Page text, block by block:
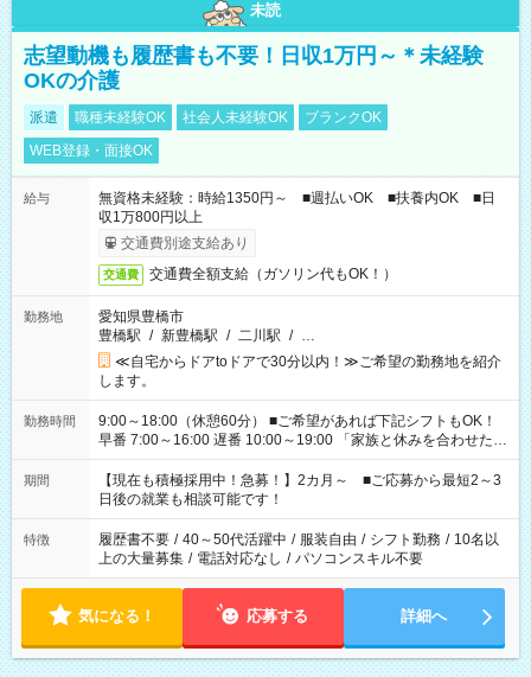
未読
志望動機も履歴書も不要！日収1万円～＊未経験
OKの介護
派遣 職種未経験OK 社会人未経験OK
ブランクOK
WEB登録・面接OK
給与
無資格未経験：時給1350円～ ■週払いOK ■扶養内OK ■日
収1万800円以上
交通費別途支給あり
交通費 交通費全額支給（ガソリン代もOK！）
勤務地
愛知県豊橋市
豊橋駅 / 新豊橋駅 / 二川駅 / …
≪自宅からドアtoドアで30分以内！≫ご希望の勤務地を紹介
します。
勤務時間
9:00～18:00（休憩60分） ■ご希望があれば下記シフトもOK！
早番 7:00～16:00 遅番 10:00～19:00 「家族と休みを合わせた
い」 「余裕を持って夕飯の準備がしたい」 「できれば残業はし
たくない」 など、ご希望を教えてくださいね。 ※Wワーク希望
の方へ 今ご覧のお仕事で希望する勤務時間と、もう1つのお仕事
の勤務時間。 合計で週40時間を超える場合は応募できません。
期間
【現在も積極採用中！急募！】2カ月～ ■ご応募から最短2～3
日後の就業も相談可能です！
特徴 履歴書不要 / 40～50代活躍中 / 服装自由 / シフト勤務 / 10名以
上の大量募集 / 電話対応なし / パソコンスキル不要
気になる！ 応募する 詳細へ